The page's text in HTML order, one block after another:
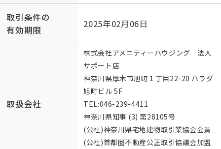
取引条件の
有効期限
2025年02月06日
取扱会社
株式会社アメニティーハウジング 法人
サポート店
神奈川県厚木市旭町１丁目22-20 ハラダ
旭町ビル 5F
TEL:046-239-4411
神奈川県知事 (3) 第28105号
(公社)神奈川県宅地建物取引業協会会員
(公社)首都圏不動産公正取引協議会加盟